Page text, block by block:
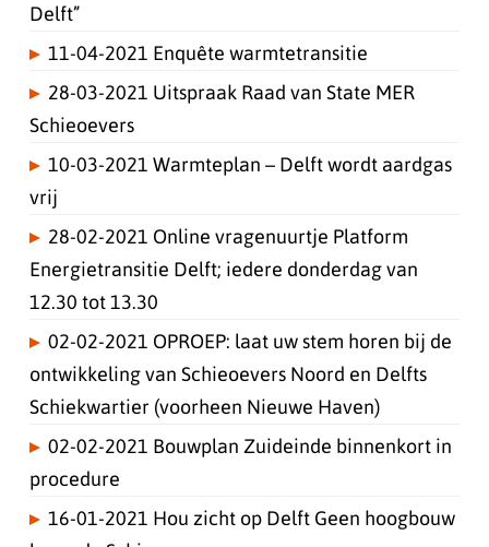
Delft”
11-04-2021 Enquête warmtetransitie
28-03-2021 Uitspraak Raad van State MER
Schieoevers
10-03-2021 Warmteplan – Delft wordt aardgas
vrij
28-02-2021 Online vragenuurtje Platform
Energietransitie Delft; iedere donderdag van
12.30 tot 13.30
02-02-2021 OPROEP: laat uw stem horen bij de
ontwikkeling van Schieoevers Noord en Delfts
Schiekwartier (voorheen Nieuwe Haven)
02-02-2021 Bouwplan Zuideinde binnenkort in
procedure
16-01-2021 Hou zicht op Delft Geen hoogbouw